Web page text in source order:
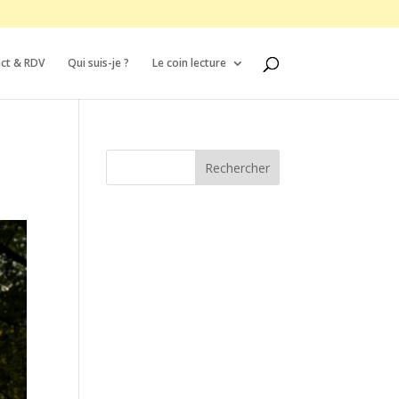
& RDV Qui suis-je ? Le coin lecture
Rechercher